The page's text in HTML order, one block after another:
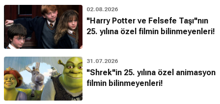
02.08.2026
"Harry Potter ve Felsefe Taşı"nın
25. yılına özel filmin bilinmeyenleri!
31.07.2026
"Shrek"in 25. yılına özel animasyon
filmin bilinmeyenleri!